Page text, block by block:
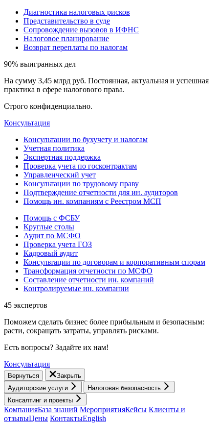
Диагностика налоговых рисков
Представительство в суде
Сопровождение вызовов в ИФНС
Налоговое планирование
Возврат переплаты по налогам
90% выигранных дел
На сумму 3,45 млрд руб. Постоянная, актуальная и успешная
практика в сфере налогового права.
Строго конфиденциально.
Консультация
Консультации по бухучету и налогам
Учетная политика
Экспертная поддержка
Проверка учета по госконтрактам
Управленческий учет
Консультации по трудовому праву
Подтверждение отчетности для ин. аудиторов
Помощь ин. компаниям с Реестром МСП
Помощь с ФСБУ
Круглые столы
Аудит по МСФО
Проверка учета ГОЗ
Кадровый аудит
Консультации по договорам и корпоративным спорам
Трансформация отчетности по МСФО
Составление отчетности ин. компаний
Контролируемые ин. компании
45 экспертов
Поможем сделать бизнес более прибыльным и безопасным:
расти, cокращать затраты, управлять рисками.
Есть вопросы? Задайте их нам!
Консультация
Вернуться
Закрыть
Аудиторские услуги
Налоговая безопасность
Консалтинг и проекты
КомпанияБаза знаний МероприятияКейсы Клиенты и
отзывыЦены КонтактыEnglish